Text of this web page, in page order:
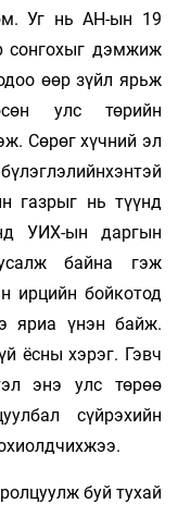
Уг нь АН-ын 19
сонгохыг дэмжиж
өөр зүйл ярьж
улс төрийн
Сөрөг хүчний эл
газрыг нь түүнд
УИХ-ын даргын
байна гэж
ирцийн бойкотод
яриа үнэн байж.
ёсны хэрэг. Гэвч
энэ улс төрөө
сүйрэхийн
буй тухай